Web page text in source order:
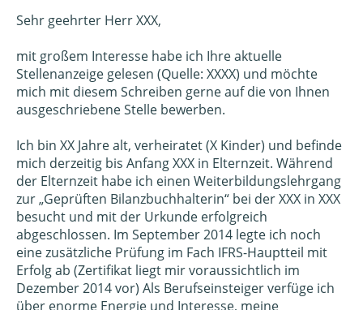
Sehr geehrter Herr XXX,
mit großem Interesse habe ich Ihre aktuelle
Stellenanzeige gelesen (Quelle: XXXX) und möchte
mich mit diesem Schreiben gerne auf die von Ihnen
ausgeschriebene Stelle bewerben.
Ich bin XX Jahre alt, verheiratet (X Kinder) und befinde
mich derzeitig bis Anfang XXX in Elternzeit. Während
der Elternzeit habe ich einen Weiterbildungslehrgang
zur „Geprüften Bilanzbuchhalterin“ bei der XXX in XXX
besucht und mit der Urkunde erfolgreich
abgeschlossen. Im September 2014 legte ich noch
eine zusätzliche Prüfung im Fach IFRS-Hauptteil mit
Erfolg ab (Zertifikat liegt mir voraussichtlich im
Dezember 2014 vor) Als Berufseinsteiger verfüge ich
über enorme Energie und Interesse, meine